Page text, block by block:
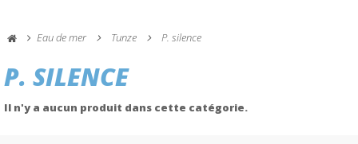
Eau de mer Tunze P. silence
P. SILENCE
Il n'y a aucun produit dans cette catégorie.